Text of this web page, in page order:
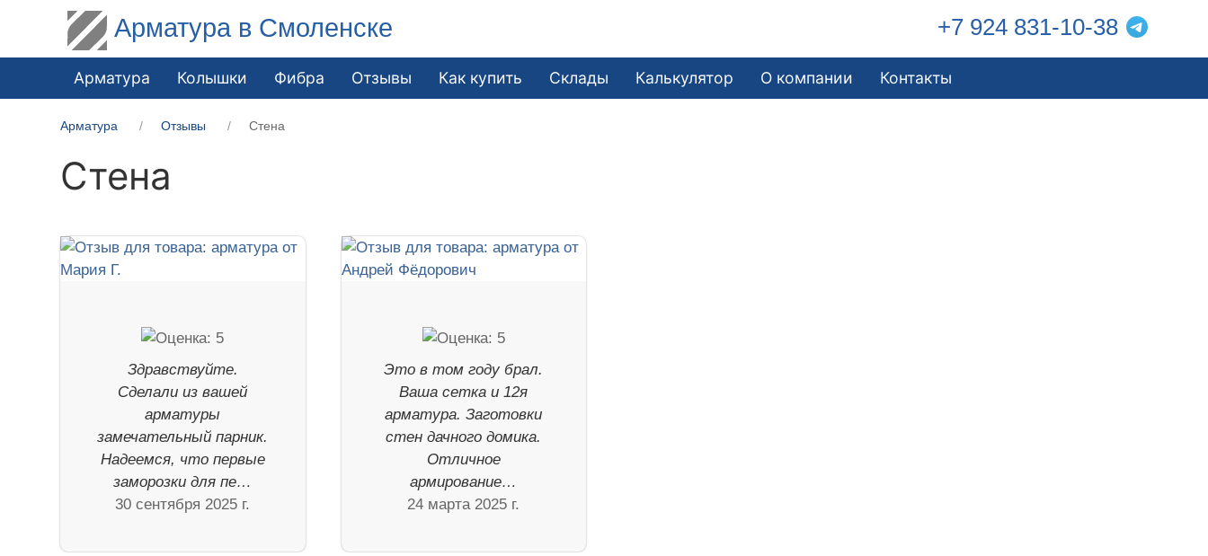
Арматура в Смоленске +7 924 831-10-38
Арматура Колышки Фибра Отзывы Как купить Склады Калькулятор О компании Контакты
Арматура Отзывы Стена
Стена
Здравствуйте.
Сделали из вашей
арматуры
замечательный парник.
Надеемся, что первые
заморозки для пе…
30 сентября 2025 г.
Это в том году брал.
Ваша сетка и 12я
арматура. Заготовки
стен дачного домика.
Отличное
армирование…
24 марта 2025 г.